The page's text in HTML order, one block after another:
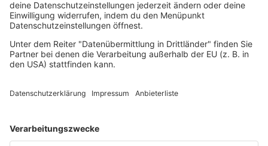
RnB Ballads
Rock
Soul & RnB
Techno
Trance
Podcast